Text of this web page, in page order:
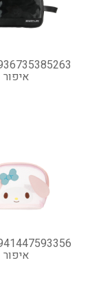
איפור
איפור